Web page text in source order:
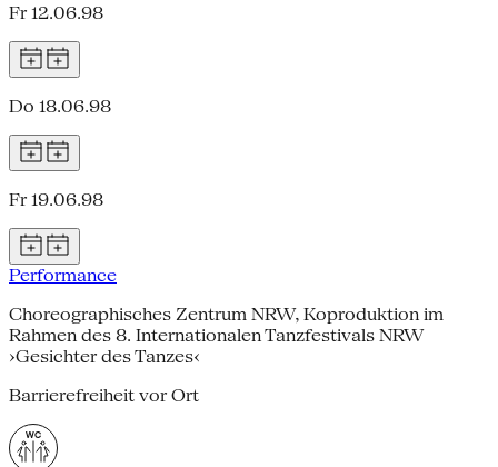
Fr 12.06.98
Do 18.06.98
Fr 19.06.98
Performance
Choreographisches Zentrum NRW, Koproduktion im
Rahmen des 8. Internationalen Tanzfestivals NRW
›Gesichter des Tanzes‹
Barrierefreiheit vor Ort